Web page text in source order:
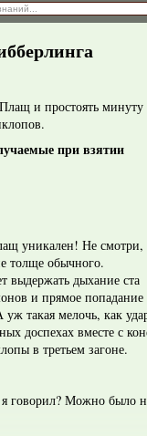
и простоять минуту
при взятии
уникален! Не смотри,
толще обычного.
выдержать дыхание ста
и прямое
уж такая мелочь, как
доспехах вместе с
в третьем загоне.
говорил? Можно было